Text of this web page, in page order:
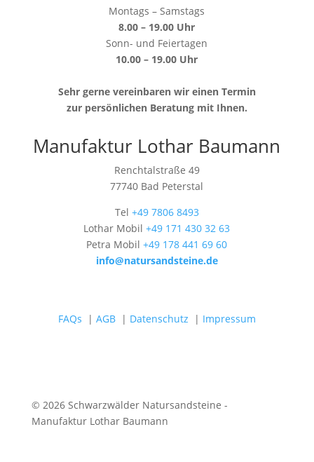
Montags – Samstags
8.00 – 19.00 Uhr
Sonn- und Feiertagen
10.00 – 19.00 Uhr
Sehr gerne vereinbaren wir einen Termin
zur persönlichen Beratung mit Ihnen.
Manufaktur Lothar Baumann
Renchtalstraße 49
77740 Bad Peterstal
Tel +49 7806 8493
Lothar Mobil+49 171 430 32 63
Petra Mobil+49 178 441 69 60
info@natursandsteine.de
FAQs | AGB| Datenschutz | Impressum
© 2026 Schwarzwälder Natursandsteine -
Manufaktur Lothar Baumann